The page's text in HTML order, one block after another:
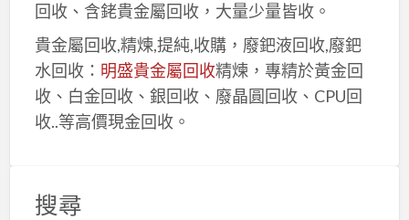
回收、含銠貴金屬回收，大量少量皆收。
貴金屬回收,精煉,提純,收購，廢鈀液回收,廢鈀
水回收： 明盛貴金屬回收精煉，專精於黃金回
收、白金回收、銀回收、廢晶圓回收、CPU回
收..等高價現金回收。
搜尋